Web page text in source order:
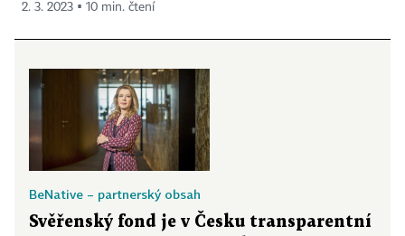
2. 3. 2023 ▪ 10 min. čtení
BeNative – partnerský obsah
Svěřenský fond je v Česku transparentní